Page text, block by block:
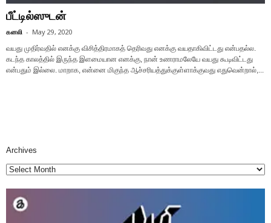
பீட்டில்ஸுடன்
கனலி - May 29, 2020
வயது முதிர்வதில் எனக்கு விசித்திரமாகத் தெரிவது எனக்கு வயதாகிவிட்டது என்பதல்ல.
கடந்த காலத்தில் இருந்த இளமையான எனக்கு, நான் உணராமலேயே வயது கூடிவிட்டது
என்பதும் இல்லை. மாறாக, என்னை மிகுந்த ஆச்சரியத்துக்குள்ளாக்குவது எதுவென்றால்,...
Archives